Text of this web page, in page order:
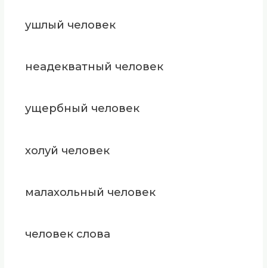
ушлый человек
неадекватный человек
ущербный человек
холуй человек
малахольный человек
человек слова